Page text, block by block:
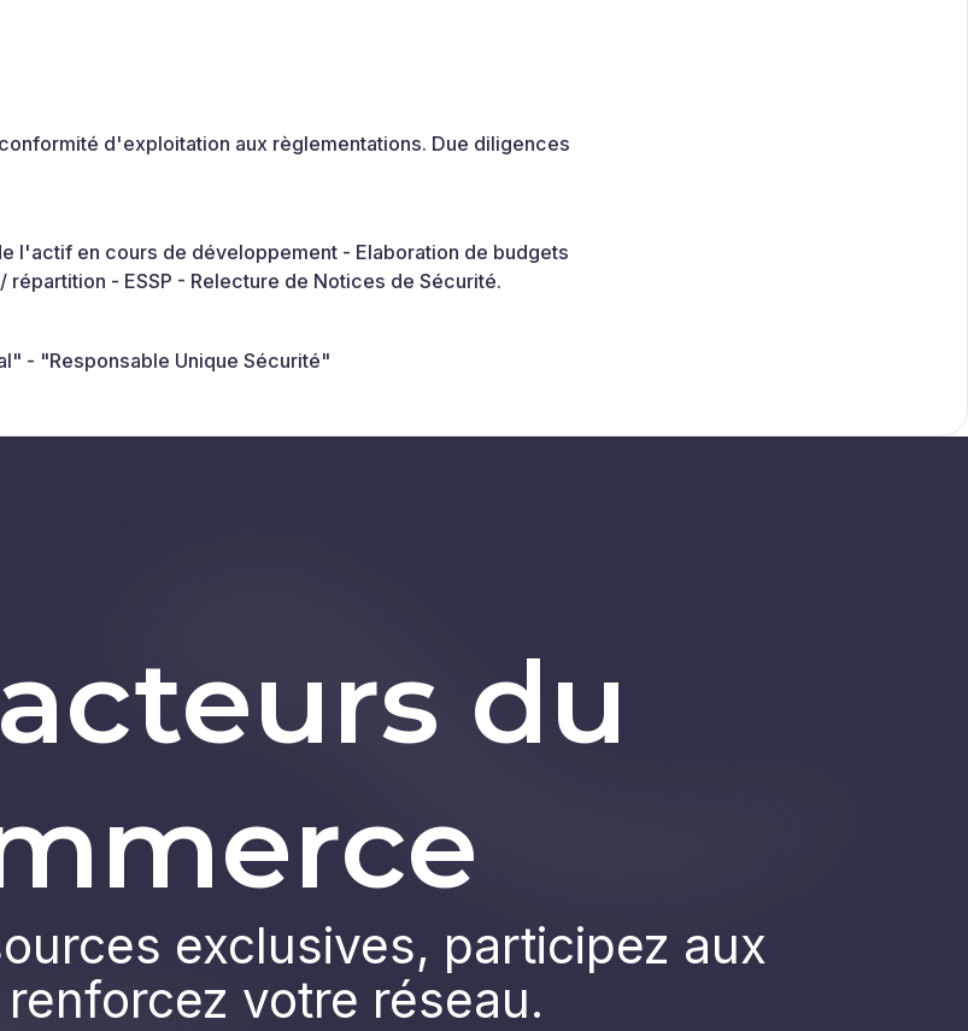
d'exploitation aux règlementations. Due diligences
l'actif en cours de développement - Elaboration de budgets
- ESSP - Relecture de Notices de Sécurité.
- "Responsable Unique Sécurité"
du
exclusives, participez aux
votre réseau.